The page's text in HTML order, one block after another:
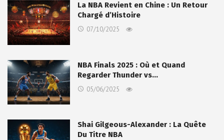
La NBA Revient en Chine : Un Retour
Chargé d’Histoire
07/10/2025
NBA Finals 2025 : Où et Quand
Regarder Thunder vs…
05/06/2025
Shai Gilgeous-Alexander : La Quête
Du Titre NBA